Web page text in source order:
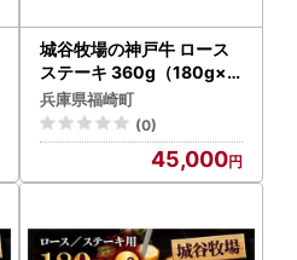
城谷牧場の神戸牛 ロース
ステーキ 360g（180g×2
枚）国産牛 和牛 神戸ビー
フ バーベキュー BBQ 冷凍
兵庫県福崎町
(0)
45,000